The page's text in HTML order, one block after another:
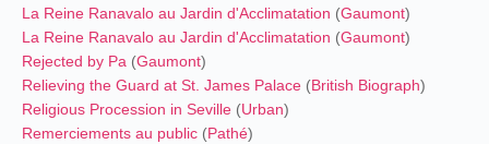
La Reine Ranavalo au Jardin d'Acclimatation (Gaumont)
La Reine Ranavalo au Jardin d'Acclimatation (Gaumont)
Rejected by Pa (Gaumont)
Relieving the Guard at St. James Palace (British Biograph)
Religious Procession in Seville (Urban)
Remerciements au public (Pathé)